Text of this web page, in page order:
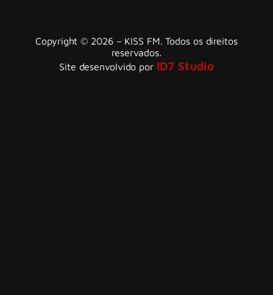
Copyright © 2026 – KISS FM. Todos os direitos
reservados.
Site desenvolvido por ID7 Studio